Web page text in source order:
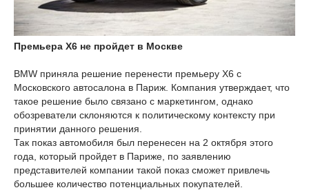
Премьера X6 не пройдет в Москве
BMW приняла решение перенести премьеру Х6 с
Московского автосалона в Париж. Компания утверждает, что
такое решение было связано с маркетингом, однако
обозреватели склоняются к политическому контексту при
принятии данного решения.
Так показ автомобиля был перенесен на 2 октября этого
года, который пройдет в Париже, по заявлению
представителей компании такой показ сможет привлечь
большее количество потенциальных покупателей.